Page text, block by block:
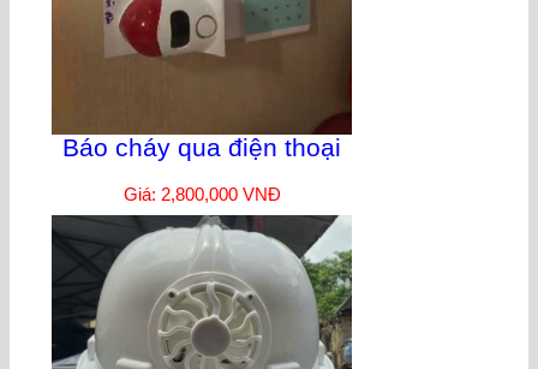
Báo cháy qua điện thoại
Giá: 2,800,000 VNĐ